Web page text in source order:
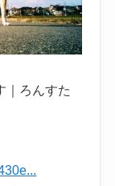
｜ろんすた